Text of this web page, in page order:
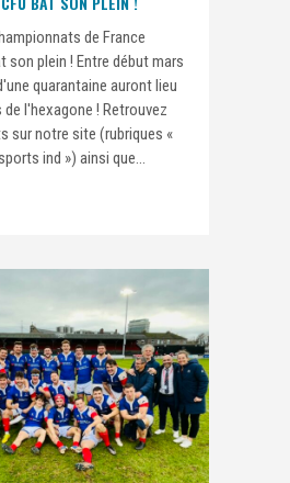
de France
son plein ! Entre début mars
quarantaine auront lieu
l'hexagone ! Retrouvez
sur notre site (rubriques «
ind ») ainsi que...